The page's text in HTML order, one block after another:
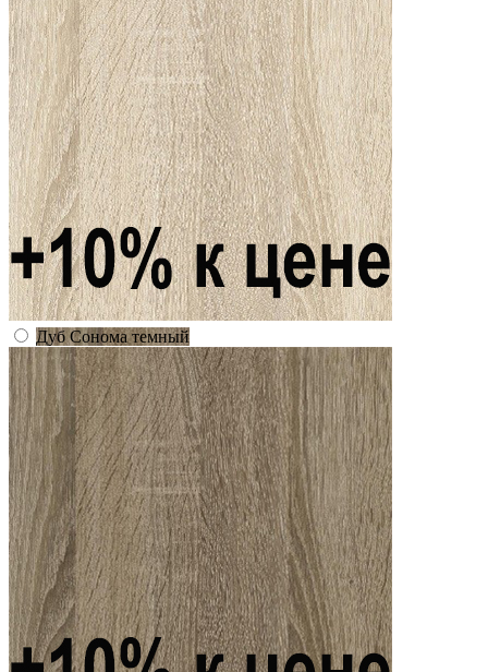
Дуб Сонома темный